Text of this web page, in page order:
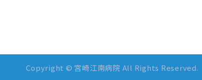
Copyright © 宮崎江南病院 All Rights Reserved.